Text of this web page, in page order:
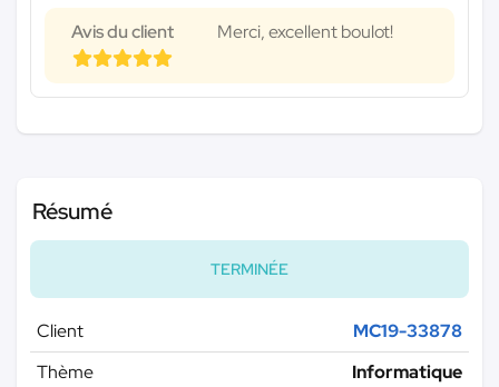
Avis du client Merci, excellent boulot!
Résumé
TERMINÉE
Client
MC19-33878
Thème
Informatique